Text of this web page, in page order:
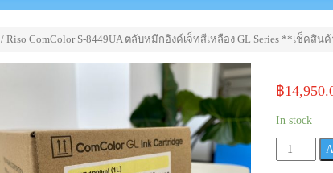
/ Riso ComColor S-8449UA ตลับหมึกอิงค์เจ็ทสีเหลือง GL Series **เช็คสิ
฿
In stock
Riso
ComColor